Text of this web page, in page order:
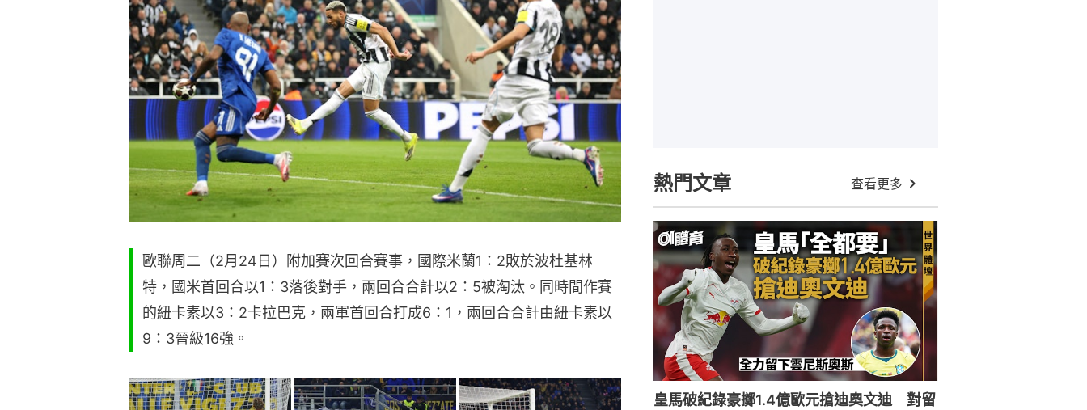
歐聯周二（2月24日）附加賽次回合賽事，國際米蘭1：2敗於波杜基林
特，國米首回合以1：3落後對手，兩回合合計以2：5被淘汰。同時間作賽
的紐卡素以3：2卡拉巴克，兩軍首回合打成6：1，兩回合合計由紐卡素以
9：3晉級16強。
熱門文章 查看更多
皇馬破紀錄豪擲1.4億歐元搶迪奧文迪 對留